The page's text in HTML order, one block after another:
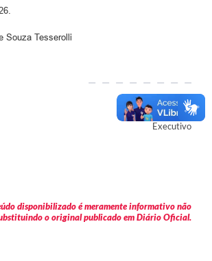
Souza Tesserolli
Autor
Executivo
disponibilizado é meramente informativo não
o original publicado em Diário Oficial.